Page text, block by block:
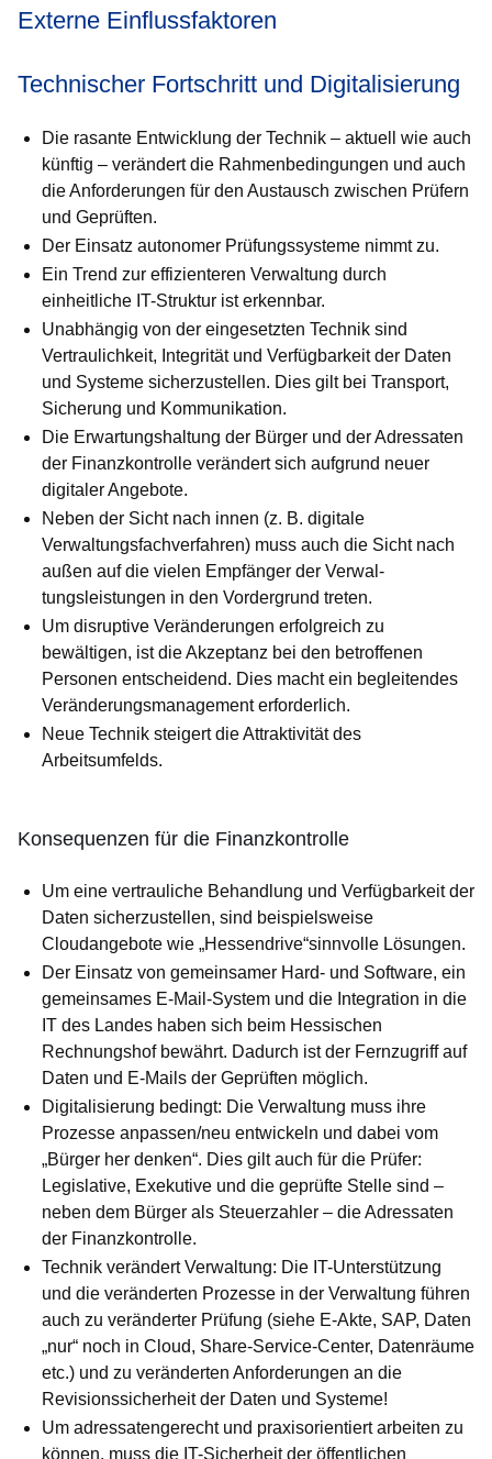
Externe Einflussfaktoren
Technischer Fortschritt und Digitalisierung
Die rasante Entwicklung der Technik – aktuell wie auch
künftig – verändert die Rahmenbedingungen und auch
die Anforderungen für den Austausch zwischen Prüfern
und Geprüften.
Der Einsatz autonomer Prüfungssysteme nimmt zu.
Ein Trend zur effizienteren Verwaltung durch
einheitliche IT-Struk­tur ist erkennbar.
Unabhängig von der eingesetzten Technik sind
Vertraulichkeit, In­te­gri­tät und Verfügbarkeit der Daten
und Systeme sicherzustellen. Dies gilt bei Transport,
Sicherung und Kommunikation.
Die Erwartungshaltung der Bürger und der Adressaten
der Fi­nanz­kon­trolle verändert sich aufgrund neuer
digitaler Angebote.
Neben der Sicht nach innen (z. B. digitale
Verwaltungsfachverfahren) muss auch die Sicht nach
außen auf die vielen Empfänger der Ver­wal­
tungsleistungen in den Vordergrund treten.
Um disruptive Veränderungen erfolgreich zu
bewältigen, ist die Ak­zep­tanz bei den betroffenen
Personen entscheidend. Dies macht ein begleitendes
Veränderungsmanagement erforderlich.
Neue Technik steigert die Attraktivität des
Arbeitsumfelds.
Konsequenzen für die Finanzkontrolle
Um eine vertrauliche Behandlung und Verfügbarkeit der
Daten sicher­­zustellen, sind beispielsweise
Cloudangebote wie „Hessen­drive“sinnvolle Lösungen.
Der Einsatz von gemeinsamer Hard- und Software, ein
ge­mein­sa­mes E-Mail-System und die Integration in die
IT des Landes haben sich beim Hessischen
Rechnungshof bewährt. Dadurch ist der Fern­zu­griff auf
Daten und E-Mails der Geprüften möglich.
Digitalisierung bedingt: Die Verwaltung muss ihre
Prozesse anpas­sen/neu entwickeln und dabei vom
„Bürger her denken“. Dies gilt auch für die Prüfer:
Legislative, Exekutive und die geprüfte Stelle sind –
neben dem Bürger als Steuerzahler – die Adressaten
der Fi­nanz­kontrolle.
Technik verändert Verwaltung: Die IT-Unterstützung
und die verän­der­ten Prozesse in der Verwaltung führen
auch zu veränderter Prüfung (siehe E-Akte, SAP, Daten
„nur“ noch in Cloud, Share-Ser­vice-Center, Datenräume
etc.) und zu veränderten An­for­de­run­gen an die
Revisionssicherheit der Daten und Systeme!
Um adressatengerecht und praxisorientiert arbeiten zu
können, muss die IT-Sicherheit der öffentlichen